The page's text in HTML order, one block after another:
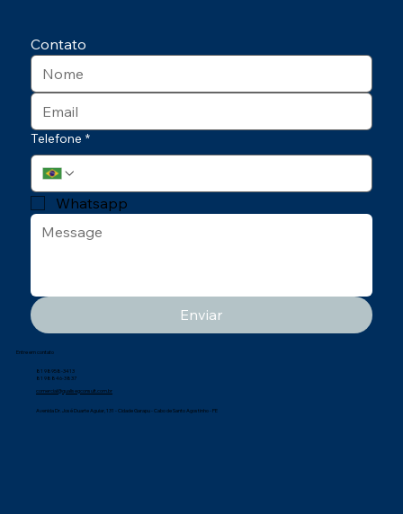
Contato
Telefone *
Whatsapp
Enviar
Entre em contato
81 98958-3413
81 98846-3837
comercial@qualisegconsult.com.br
Avenida Dr. José Duarte Aguiar, 131 - Cidade Garapu - Cabo de Santo Agostinho - PE